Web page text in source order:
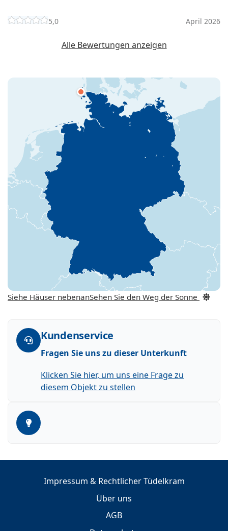
5,0 April 2026
Alle Bewertungen anzeigen
Siehe Häuser nebenanSehen Sie den Weg der Sonne
Kundenservice
Fragen Sie uns zu dieser Unterkunft
Klicken Sie hier, um uns eine Frage zu
diesem Objekt zu stellen
Impressum & Rechtlicher Tüdelkram
Über uns
AGB